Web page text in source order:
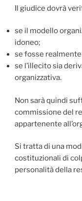
Il giudice dovrà
se il modello
idoneo;
se fosse
se l’illecito sia
organizzativa.
Non sarà quindi
commissione del
appartenente
Si tratta di una
costituzionali di
personalità della